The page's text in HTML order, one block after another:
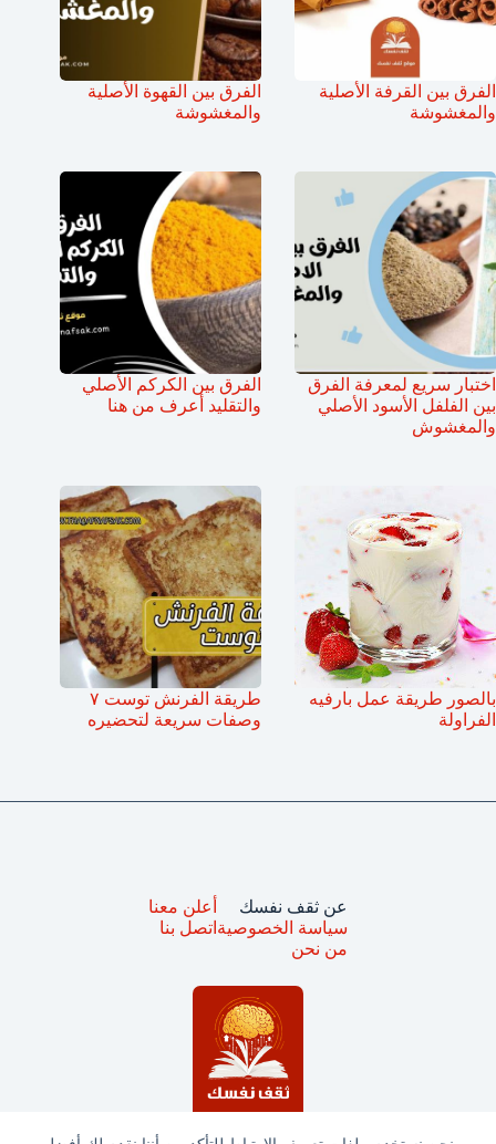
الفرق بين القرفة الأصلية
والمغشوشة
الفرق بين القهوة الأصلية
والمغشوشة
اختبار سريع لمعرفة الفرق
بين الفلفل الأسود الأصلي
والمغشوش
الفرق بين الكركم الأصلي
والتقليد أعرف من هنا
بالصور طريقة عمل بارفيه
الفراولة
طريقة الفرنش توست ٧
وصفات سريعة لتحضيره
عن ثقف نفسك
سياسة الخصوصية
من نحن
أعلن معنا
اتصل بنا